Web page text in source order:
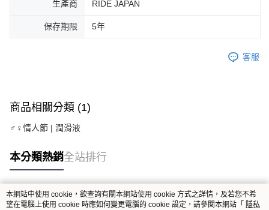
生產商 RIDE JAPAN
保存期限 5年
客服
商品相關分類 (1)
♂♀情人節 | 潤滑液
本分類熱銷全站排行
熱門標籤
本網站中使用 cookie，欲查詢有關本網站使用 cookie 方式之詳情，及若您不希
望在電腦上使用 cookie 時應如何變更電腦的 cookie 設定，請參閱本網站「 隱私